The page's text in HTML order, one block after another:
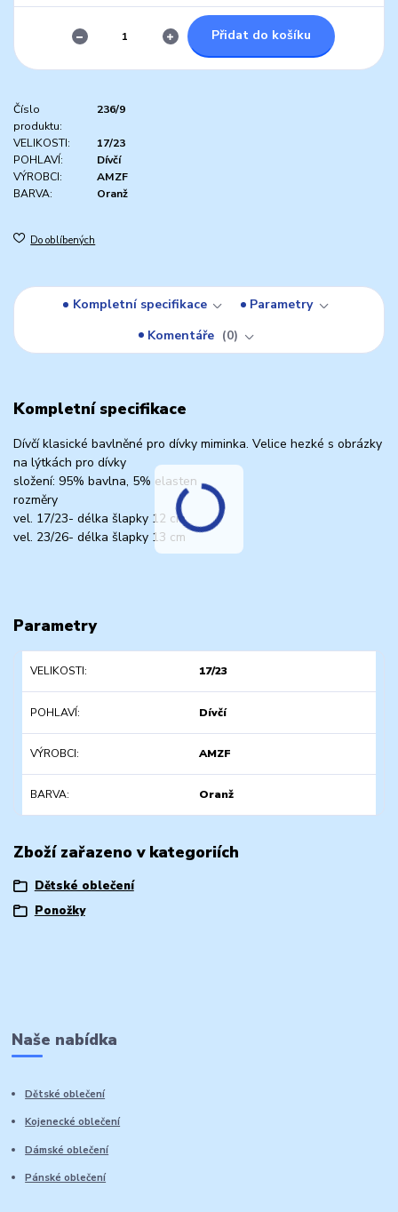
Přidat do košíku
Číslo
produktu:
236/9
VELIKOSTI:
17/23
POHLAVÍ:
Dívčí
VÝROBCI:
AMZF
BARVA:
Oranž
Do oblíbených
Kompletní specifikace
Parametry
Komentáře
0
Kompletní specifikace
Dívčí klasické bavlněné pro dívky miminka. Velice hezké s obrázky
na lýtkách pro dívky
složení: 95% bavlna, 5% elasten
rozměry
vel. 17/23- délka šlapky 12 cm
vel. 23/26- délka šlapky 13 cm
Parametry
VELIKOSTI 17/23
POHLAVÍ Dívčí
VÝROBCI AMZF
BARVA Oranž
Zboží zařazeno v kategoriích
Dětské oblečení
Ponožky
Naše nabídka
Dětské oblečení
Kojenecké oblečení
Dámské oblečení
Pánské oblečení